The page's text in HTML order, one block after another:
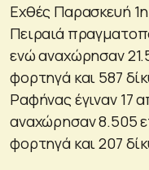
Εχθές Παρασκευή
Πειραιά
ενώ αναχώρησαν
φορτηγά και 587
Ραφήνας έγιναν 17
αναχώρησαν 8.505
φορτηγά και 207